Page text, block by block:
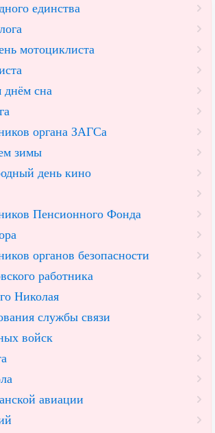
единства
мотоциклиста
сна
органа ЗАГСа
зимы
день кино
Пенсионного Фонда
органов безопасности
работника
Николая
службы связи
войск
авиации